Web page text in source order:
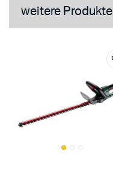
weitere Produkte